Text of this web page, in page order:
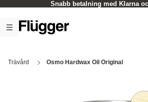
Snabb betalning med Klarna
Trävård Osmo Hardwax Oil Original